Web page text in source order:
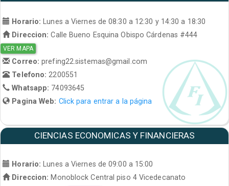
Horario:
Lunes a Viernes de 08:30 a 12:30 y 14:30 a 18:30
Direccion: Calle Bueno Esquina Obispo Cárdenas #444
VER MAPA
Correo:prefing22.sistemas@gmail.com
Telefono: 2200551
Whatsapp: 74093645
Pagina Web: Click para entrar a la página
CIENCIAS ECONOMICAS Y FINANCIERAS
Horario: Lunes a Viernes de 09:00 a 15:00
Direccion: Monoblock Central piso 4 Vicedecanato